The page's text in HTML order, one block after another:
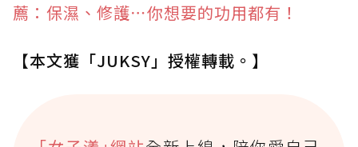
薦：保濕、修護⋯你想要的功用都有！
【本文獲「JUKSY」授權轉載。】